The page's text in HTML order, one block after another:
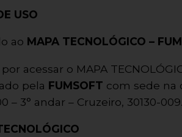
USO
ao MAPA TECNOLÓGICO –
acessar o MAPA
pela FUMSOFT com sede na
– 3° andar – Cruzeiro, 30130-009.